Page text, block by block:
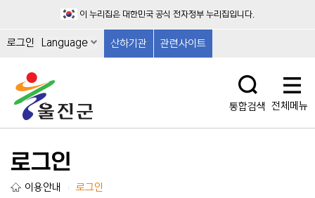
이 누리집은 대한민국 공식 전자정부 누리집입니다.
로그인 Language 산하기관 관련사이트
통합검색 전체메뉴
로그인
이용안내 로그인